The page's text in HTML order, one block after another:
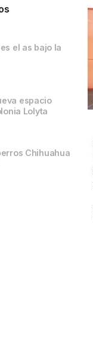
el as bajo la
espacio
Lolyta
Chihuahua